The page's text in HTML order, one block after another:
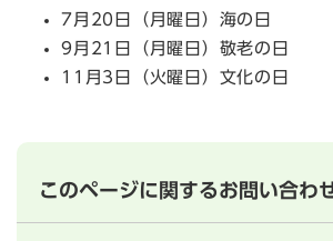
7月20日（月曜日）海の日
9月21日（月曜日）敬老の日
11月3日（火曜日）文化の日
このページに関するお問い合わ